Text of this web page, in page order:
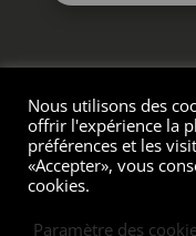
Création L’Impression
Nous utilisons des
offrir l'expérience la
préférences et les
«Accepter», vous
cookies.
Paramètre des